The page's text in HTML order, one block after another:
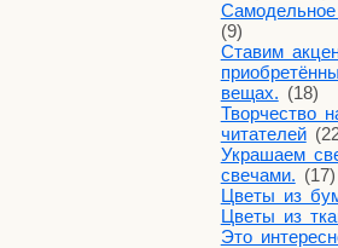
(9)
Ставим
вещах. (18)
Творчество
читателей
Украшаем
свечами. (17)
Цветы из
Цветы из
Это